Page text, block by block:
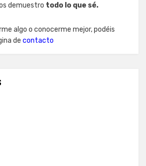
demuestro todo lo que sé.
algo o conocerme mejor, podéis
de contacto